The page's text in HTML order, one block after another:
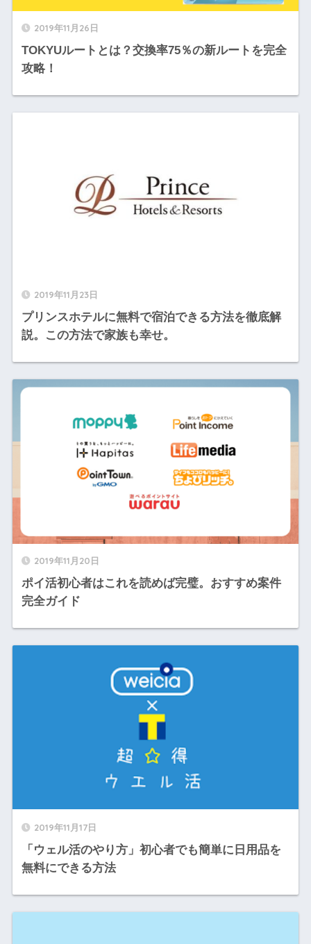
2019年11月26日
TOKYUルートとは？交換率75％の新ルートを完全
攻略！
2019年11月23日
プリンスホテルに無料で宿泊できる方法を徹底解
説。この方法で家族も幸せ。
2019年11月20日
ポイ活初心者はこれを読めば完璧。おすすめ案件
完全ガイド
2019年11月17日
「ウェル活のやり方」初心者でも簡単に日用品を
無料にできる方法